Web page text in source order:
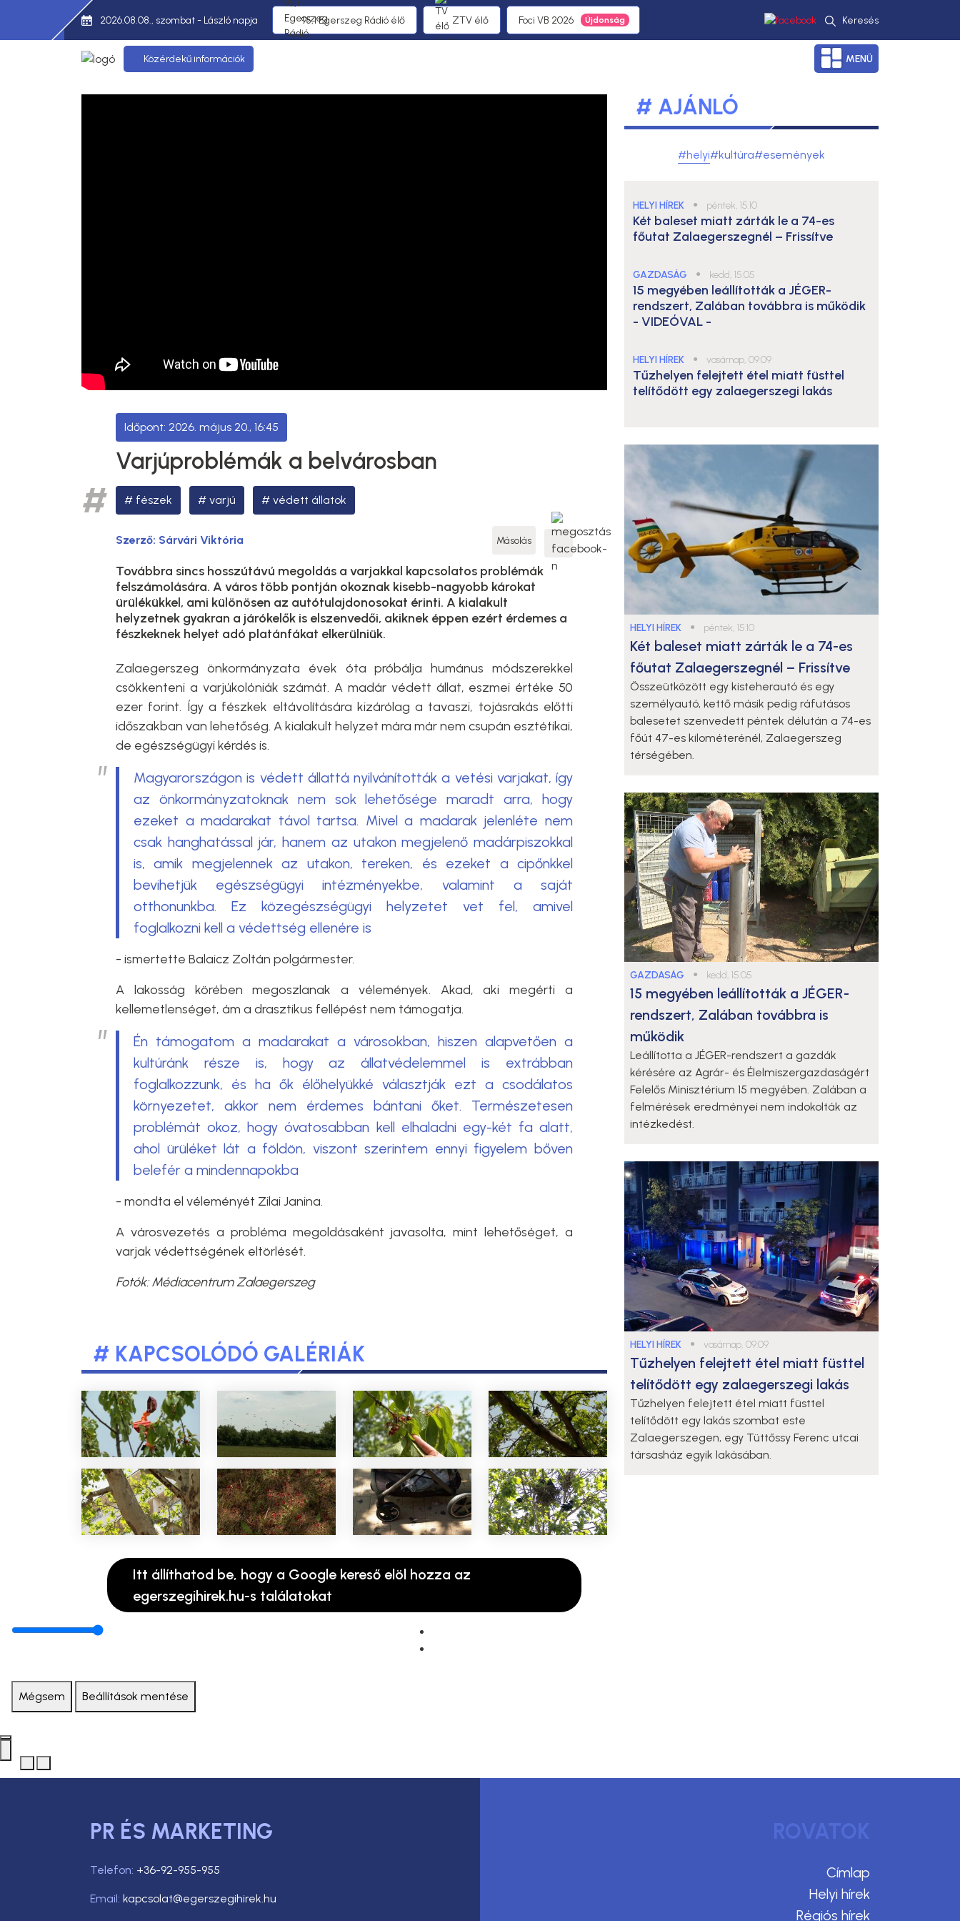
2026.08.08., szombat - László napja 95,1 Egerszeg Rádió élő ZTV élő Foci VB 2026 Keresés
Közérdekű információk MENÜ
2026. május 20., 16:45
Varjúproblémák a belvárosban
fészek varjú védett állatok
Szerző: Sárvári Viktória Másolás
Továbbra sincs hosszútávú megoldás a varjakkal kapcsolatos problémák
felszámolására. A város több pontján okoznak kisebb-nagyobb károkat
ürülékükkel, ami különösen az autótulajdonosokat érinti. A kialakult
helyzetnek gyakran a járókelők is elszenvedői, akiknek éppen ezért érdemes a
fészkeknek helyet adó platánfákat elkerülniük.
Zalaegerszeg önkormányzata évek óta próbálja humánus módszerekkel
csökkenteni a varjúkolóniák számát. A madár védett állat, eszmei értéke 50
ezer forint. Így a fészkek eltávolítására kizárólag a tavaszi, tojásrakás előtti
időszakban van lehetőség. A kialakult helyzet mára már nem csupán esztétikai,
de egészségügyi kérdés is.
Magyarországon is védett állattá nyilvánították a vetési varjakat, így
az önkormányzatoknak nem sok lehetősége maradt arra, hogy
ezeket a madarakat távol tartsa. Mivel a madarak jelenléte nem
csak hanghatással jár, hanem az utakon megjelenő madárpiszokkal
is, amik megjelennek az utakon, tereken, és ezeket a cipőnkkel
bevihetjük egészségügyi intézményekbe, valamint a saját
otthonunkba. Ez közegészségügyi helyzetet vet fel, amivel
foglalkozni kell a védettség ellenére is
- ismertette Balaicz Zoltán polgármester.
A lakosság körében megoszlanak a vélemények. Akad, aki megérti a
kellemetlenséget, ám a drasztikus fellépést nem támogatja.
Én támogatom a madarakat a városokban, hiszen alapvetően a
kultúránk része is, hogy az állatvédelemmel is extrábban
foglalkozzunk, és ha ők élőhelyükké választják ezt a csodálatos
környezetet, akkor nem érdemes bántani őket. Természetesen
problémát okoz, hogy óvatosabban kell elhaladni egy-két fa alatt,
ahol ürüléket lát a földön, viszont szerintem ennyi figyelem bőven
belefér a mindennapokba
- mondta el véleményét Zilai Janina.
A városvezetés a probléma megoldásaként javasolta, mint lehetőséget, a
varjak védettségének eltörlését.
Fotók: Médiacentrum Zalaegerszeg
# KAPCSOLÓDÓ GALÉRIÁK
Itt állíthatod be, hogy a Google kereső elöl hozza az
egerszegihirek.hu-s találatokat
# AJÁNLÓ
#helyi#kultúra#események
HELYI HÍREK ● péntek, 15:10
Két baleset miatt zárták le a 74-es
főutat Zalaegerszegnél – Frissítve
GAZDASÁG ● kedd, 15:05
15 megyében leállították a JÉGER-
rendszert, Zalában továbbra is működik
- VIDEÓVAL -
HELYI HÍREK ● vasárnap, 09:09
Tűzhelyen felejtett étel miatt füsttel
telítődött egy zalaegerszegi lakás
HELYI HÍREK ● péntek, 15:10
Két baleset miatt zárták le a 74-es
főutat Zalaegerszegnél – Frissítve
Összeütközött egy kisteherautó és egy
személyautó, kettő másik pedig ráfutásos
balesetet szenvedett péntek délután a 74-es
főút 47-es kilométerénél, Zalaegerszeg
térségében.
GAZDASÁG ● kedd, 15:05
15 megyében leállították a JÉGER-
rendszert, Zalában továbbra is
működik
Leállította a JÉGER-rendszert a gazdák
kérésére az Agrár- és Élelmiszergazdaságért
Felelős Minisztérium 15 megyében. Zalában a
felmérések eredményei nem indokolták az
intézkedést.
HELYI HÍREK ● vasárnap, 09:09
Tűzhelyen felejtett étel miatt füsttel
telítődött egy zalaegerszegi lakás
Tűzhelyen felejtett étel miatt füsttel
telítődött egy lakás szombat este
Zalaegerszegen, egy Tüttőssy Ferenc utcai
társasház egyik lakásában.
Mégsem Beállítások mentése
PR ÉS MARKETING
Telefon: +36-92-955-955
Email: kapcsolat@egerszegihirek.hu
ROVATOK
Címlap
Helyi hírek
Régiós hírek